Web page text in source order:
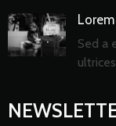
Sed a
ultrices.